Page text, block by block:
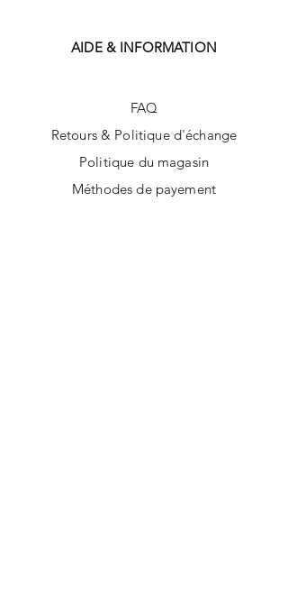
AIDE & INFORMATION
FAQ
Retours & Politique d'échange
Politique du magasin
Méthodes de payement